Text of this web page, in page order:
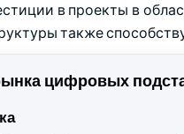
в проекты в
также
цифровых